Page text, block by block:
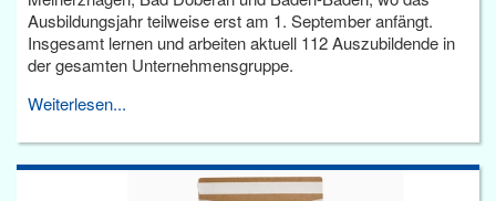
Ausbildungsjahr teilweise erst am 1. September anfängt.
Insgesamt lernen und arbeiten aktuell 112 Auszubildende in
der gesamten Unternehmensgruppe.
Weiterlesen...